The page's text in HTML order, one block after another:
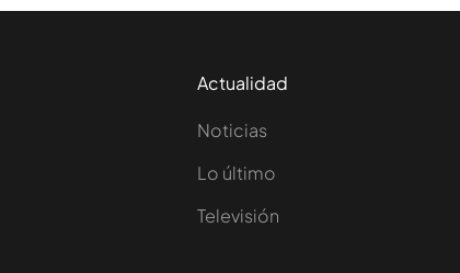
Actualidad
Noticias
Lo último
Televisión